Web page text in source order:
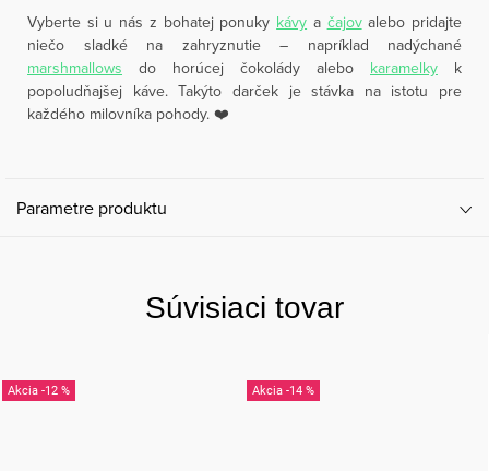
Vyberte si u nás z bohatej ponuky kávy a čajovalebo pridajte
niečo sladké na zahryznutie – napríklad nadýchané
marshmallows do horúcej čokolády alebo karamelky k
popoludňajšej káve. Takýto darček je stávka na istotu pre
každého milovníka pohody. ❤️
Parametre produktu
Súvisiaci tovar
-12 % -14 %